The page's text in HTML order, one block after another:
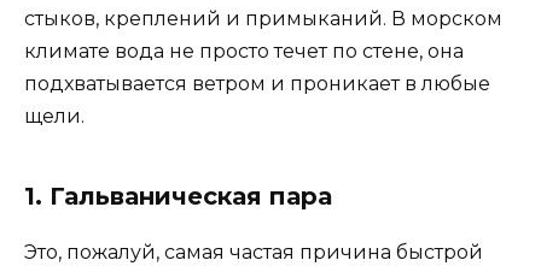
стыков, креплений и примыканий. В морском
климате вода не просто течет по стене, она
подхватывается ветром и проникает в любые
щели.
1. Гальваническая пара
Это, пожалуй, самая частая причина быстрой